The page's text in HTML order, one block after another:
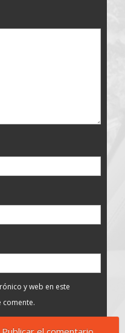
y web en este
comente.